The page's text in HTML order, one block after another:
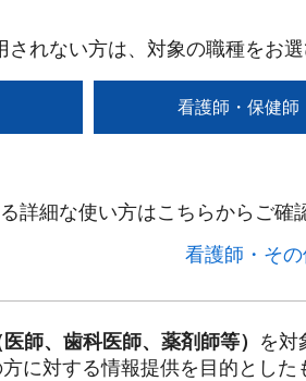
されない方は、対象の職種をお
看護師・保健師
詳細な使い方はこちらからご確
看護師・そ
師、歯科医師、薬剤師等）
を対
に対する情報提供を目的とした